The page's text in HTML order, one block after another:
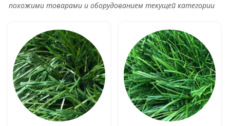
похожими товарами и оборудованием текущей категории